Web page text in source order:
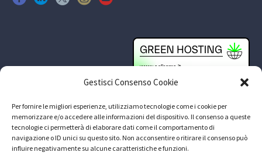
Gestisci Consenso Cookie
Per fornire le migliori esperienze, utilizziamo tecnologie come i cookie per
memorizzare e/o accedere alle informazioni del dispositivo. Il consenso a queste
tecnologie ci permetterà di elaborare dati come il comportamento di
navigazione o ID unici su questo sito. Non acconsentire o ritirare il consenso può
influire negativamente su alcune caratteristiche e funzioni.